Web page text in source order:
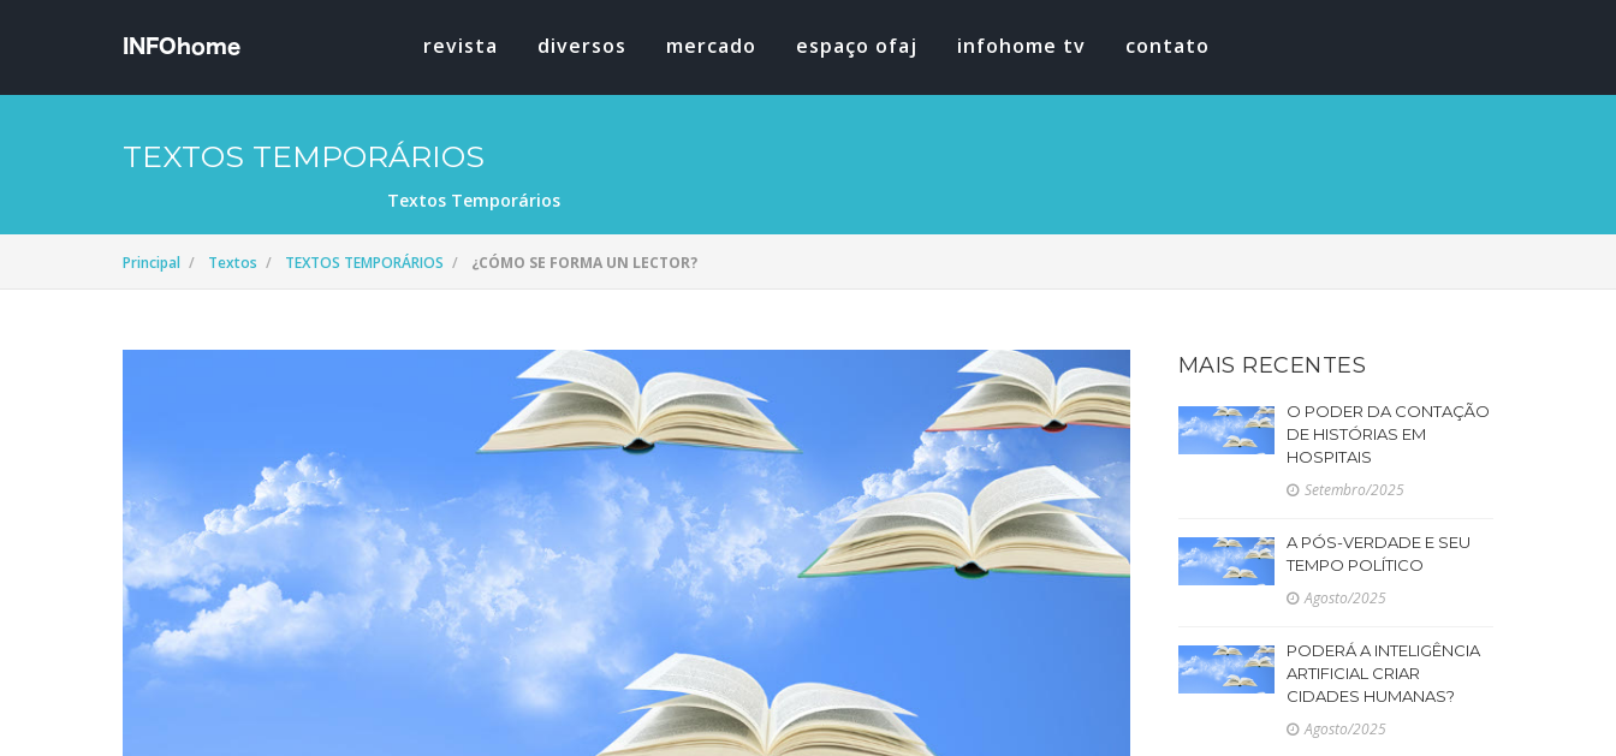
revista diversos mercado espaço ofaj infohome tv contato
TEXTOS TEMPORÁRIOS
Textos Temporários
Principal Textos TEXTOS TEMPORÁRIOS ¿CÓMO SE FORMA UN LECTOR?
MAIS RECENTES
O PODER DA CONTAÇÃO
DE HISTÓRIAS EM
HOSPITAIS
Setembro/2025
A PÓS-VERDADE E SEU
TEMPO POLÍTICO
Agosto/2025
PODERÁ A INTELIGÊNCIA
ARTIFICIAL CRIAR
CIDADES HUMANAS?
Agosto/2025